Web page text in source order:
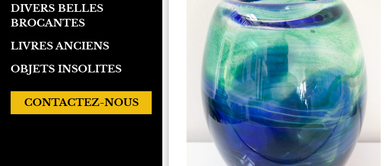
DIVERS BELLES
BROCANTES
LIVRES ANCIENS
OBJETS INSOLITES
CONTACTEZ-NOUS